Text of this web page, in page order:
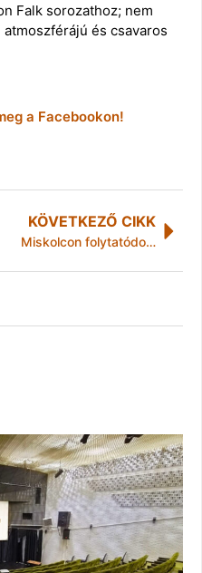
Falk sorozathoz; nem
és csavaros
a Facebookon!
KÖVETKEZŐ CIKK
Miskolcon folytatódott az Úton Cziffra Központ roadshow